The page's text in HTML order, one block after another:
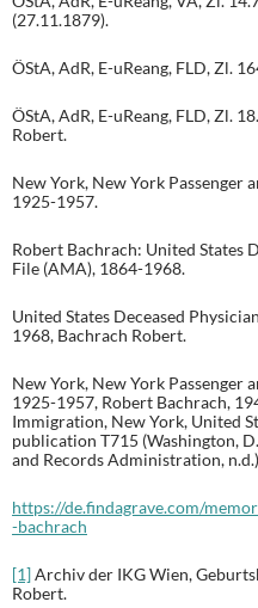
(27.11.1879).
ÖStA, AdR, E-uReang, FLD, Zl.
ÖStA, AdR, E-uReang, FLD, Zl.
Robert.
New York, New York Passenger
1925-1957.
Robert Bachrach: United States
File (AMA), 1864-1968.
United States Deceased
1968, Bachrach Robert.
New York, New York Passenger
1925-1957, Robert Bachrach,
Immigration, New York, United
publication T715 (Washington,
and Records Administration,
https://de.findagrave.com/
-bachrach
[1]Archiv der IKG Wien,
Robert.